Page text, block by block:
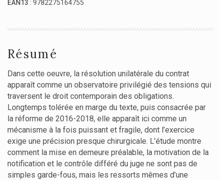
EAN13 : 9782275164755
Résumé
Dans cette oeuvre, la résolution unilatérale du contrat
apparaît comme un observatoire privilégié des tensions qui
traversent le droit contemporain des obligations.
Longtemps tolérée en marge du texte, puis consacrée par
la réforme de 2016-2018, elle apparaît ici comme un
mécanisme à la fois puissant et fragile, dont l’exercice
exige une précision presque chirurgicale. L’étude montre
comment la mise en demeure préalable, la motivation de la
notification et le contrôle différé du juge ne sont pas de
simples garde-fous, mais les ressorts mêmes d’une